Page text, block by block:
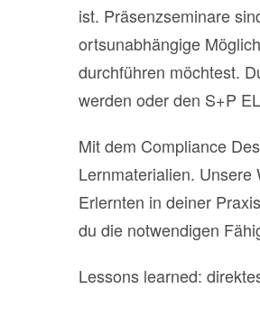
ist. Präsenzseminare
ortsunabhängige
durchführen möchtest.
werden oder den S+P
Mit dem Compliance
Lernmaterialien.
Erlernten in deiner
du die notwendigen
Lessons learned: